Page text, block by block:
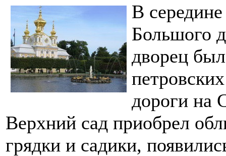
В
Большого
дворец
дороги на
Верхний сад приобрел
грядки и садики,